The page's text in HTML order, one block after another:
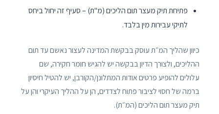
פתיחת תיק מעצר תום הליכים (מ"ת) – סעיף זה יחול ביחס
לתיקי עבירות מין בלבד.
כיוון שהליך המ״ת עוסק בבקשת המדינה לעצור נאשם עד תום
ההליכים, ולצורך הדיון בבקשה יש להגיש חומר חקירה, שם
עלולים להופיע פרטים אודות המתלונן/הקורבן, יש להטיל חיסיון
ברמה של חסוי לציבור פתוח לצדדים, הן על ההליך העיקרי והן על
תיק מעצר תום הליכים (המ״ת).